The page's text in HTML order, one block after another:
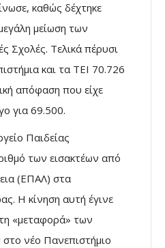
καθώς δέχτηκε
μείωση των
Σχολές. Τελικά πέρυσι
και τα ΤΕΙ 70.726
απόφαση που είχε
για 69.500.
Παιδείας
των εισακτέων από
(ΕΠΑΛ) στα
Η κίνηση αυτή έγινε
«μεταφορά» των
νέο Πανεπιστήμιο